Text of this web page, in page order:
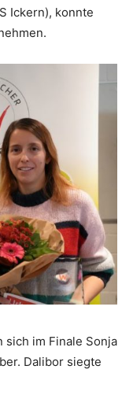
Ickern), konnte
sich im Finale Sonja
Dalibor siegte